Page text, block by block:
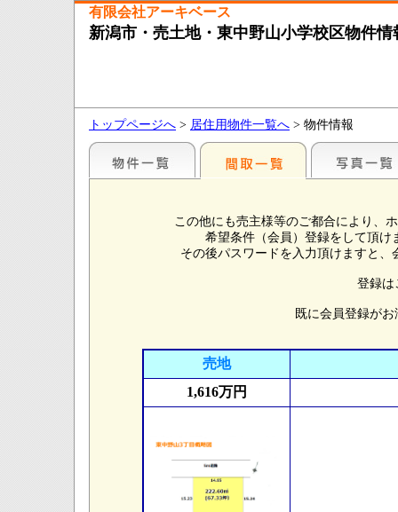
有限会社アーキベース
新潟市・売土地・東中野山小学校区物件情
トップページへ > 居住用物件一覧へ > 物件情報
この他にも売主様等のご都合により、
希望条件（会員）登録をして頂
その後パスワードを入力頂けますと
登録
既に会員登録が
売地
1,616万円